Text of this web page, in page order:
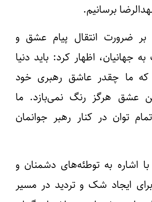
برسانیم.
بر ضرورت انتقال پیام عشق و
جهانیان، اظهار کرد: باید دنیا
ما چقدر عاشق رهبری خود
عشق هرگز رنگ نمی‌بازد. ما
توان در کنار رهبر جوانمان
اشاره به توطئه‌های دشمنان و
ایجاد شک و تردید در مسیر